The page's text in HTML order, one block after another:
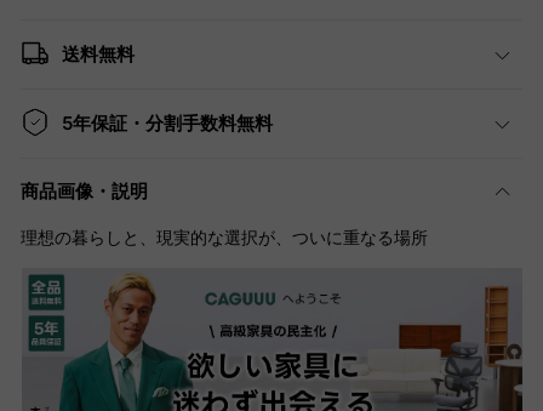
送料無料
5年保証・分割手数料無料
商品画像・説明
理想の暮らしと、現実的な選択が、ついに重なる場所